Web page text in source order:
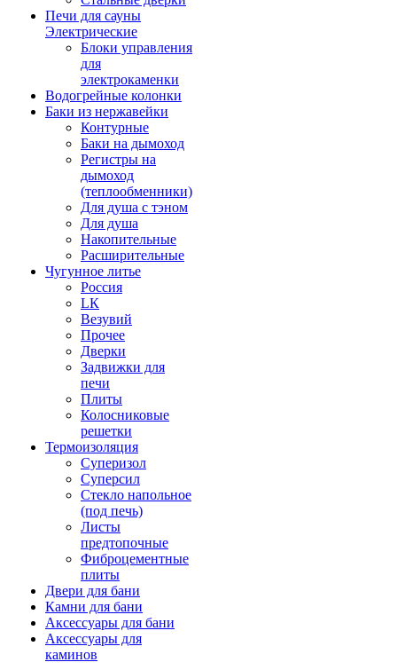
Печи для сауны
Электрические
Блоки управления
для
электрокаменки
Водогрейные колонки
Баки из нержавейки
Контурные
Баки на дымоход
Регистры на
дымоход
(теплообменники)
Для душа с тэном
Для душа
Накопительные
Расширительные
Чугунное литье
Россия
LК
Везувий
Прочее
Дверки
Задвижки для
печи
Плиты
Колосниковые
решетки
Термоизоляция
Суперизол
Суперсил
Стекло напольное
(под печь)
Листы
предтопочные
Фиброцементные
плиты
Двери для бани
Камни для бани
Аксессуары для бани
Аксессуары для
каминов